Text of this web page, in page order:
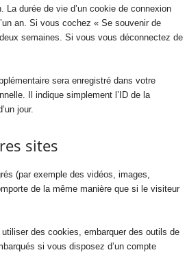
durée de vie d’un cookie de connexion
an. Si vous cochez « Se souvenir de
semaines. Si vous vous déconnectez de
sera enregistré dans votre
Il indique simplement l’ID de la
jour.
sites
(par exemple des vidéos, images,
de la même manière que si le visiteur
des cookies, embarquer des outils de
si vous disposez d’un compte